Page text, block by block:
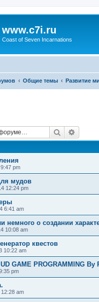
www.c7i.ru
Coast of Seven Incarnations
Общие темы Развитие
Поиск
pm
мудов
12:24 pm
6:41 am
немного о создании
10:08 am
квестов
10:22 am
GAME PROGRAMMING By
pm
am